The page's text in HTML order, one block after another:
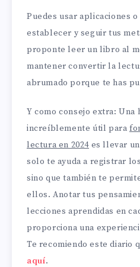
Puedes usar aplicaciones
establecer y seguir tus
proponte leer un libro al
mantener convertir la
abrumado porque te has
Y como consejo extra: Una
increíblemente útil para
lectura en 2024 es llevar un
solo te ayuda a registrar
sino que también te
ellos. Anotar tus
lecciones aprendidas en
proporciona una
Te recomiendo este diario
aquí.